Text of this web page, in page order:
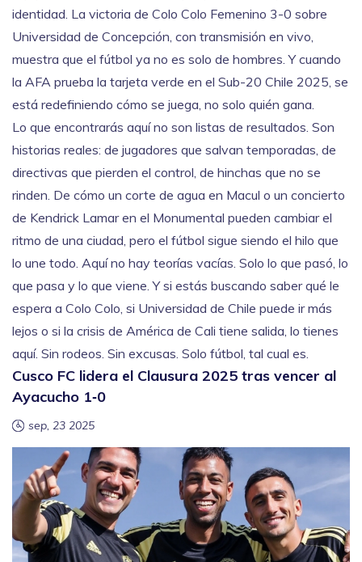
identidad. La victoria de Colo Colo Femenino 3-0 sobre
Universidad de Concepción, con transmisión en vivo,
muestra que el fútbol ya no es solo de hombres. Y cuando
la AFA prueba la tarjeta verde en el Sub-20 Chile 2025, se
está redefiniendo cómo se juega, no solo quién gana.
Lo que encontrarás aquí no son listas de resultados. Son
historias reales: de jugadores que salvan temporadas, de
directivas que pierden el control, de hinchas que no se
rinden. De cómo un corte de agua en Macul o un concierto
de Kendrick Lamar en el Monumental pueden cambiar el
ritmo de una ciudad, pero el fútbol sigue siendo el hilo que
lo une todo. Aquí no hay teorías vacías. Solo lo que pasó, lo
que pasa y lo que viene. Y si estás buscando saber qué le
espera a Colo Colo, si Universidad de Chile puede ir más
lejos o si la crisis de América de Cali tiene salida, lo tienes
aquí. Sin rodeos. Sin excusas. Solo fútbol, tal cual es.
Cusco FC lidera el Clausura 2025 tras vencer al
Ayacucho 1‑0
sep, 23 2025